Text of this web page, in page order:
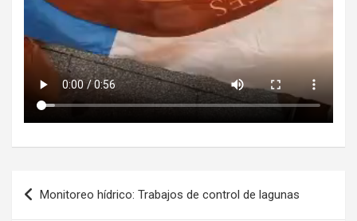
Navegación
de
Monitoreo hídrico: Trabajos de control de lagunas